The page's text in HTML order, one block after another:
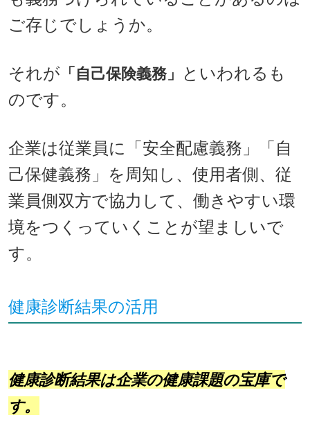
ご存じでしょうか。
それが 「自己保険義務」
といわれるも
のです。
企業は従業員に「安全配慮義務」「自
己保健義務」を周知し、使用者側、従
業員側双方で協力して、働きやすい環
境をつくっていくことが望ましいで
す。
健康診断結果の活用
健康診断結果は企業の健康課題の宝庫で
す。